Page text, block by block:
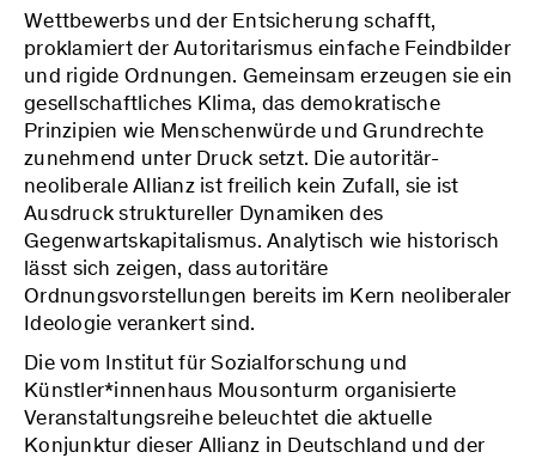
Wettbewerbs und der Entsicherung schafft,
proklamiert der Autoritarismus einfache Feindbilder
und rigide Ordnungen. Gemeinsam erzeugen sie ein
gesellschaftliches Klima, das demokratische
Prinzipien wie Menschenwürde und Grundrechte
zunehmend unter Druck setzt. Die autoritär-
neoliberale Allianz ist freilich kein Zufall, sie ist
Ausdruck struktureller Dynamiken des
Gegenwartskapitalismus. Analytisch wie historisch
lässt sich zeigen, dass autoritäre
Ordnungsvorstellungen bereits im Kern neoliberaler
Ideologie verankert sind.
Die vom Institut für Sozialforschung und
Künstler*innenhaus Mousonturm organisierte
Veranstaltungsreihe beleuchtet die aktuelle
Konjunktur dieser Allianz in Deutschland und der